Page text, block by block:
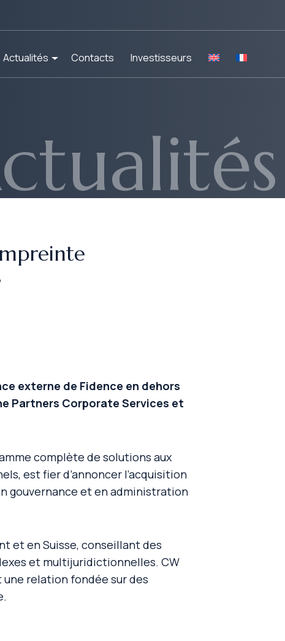
Actualités Contacts Investisseurs
externe de Fidence en dehors
Partners Corporate Services et
complète de solutions aux
est fier d’annoncer l’acquisition
gouvernance et en administration
et en Suisse, conseillant des
et multijuridictionnelles. CW
relation fondée sur des